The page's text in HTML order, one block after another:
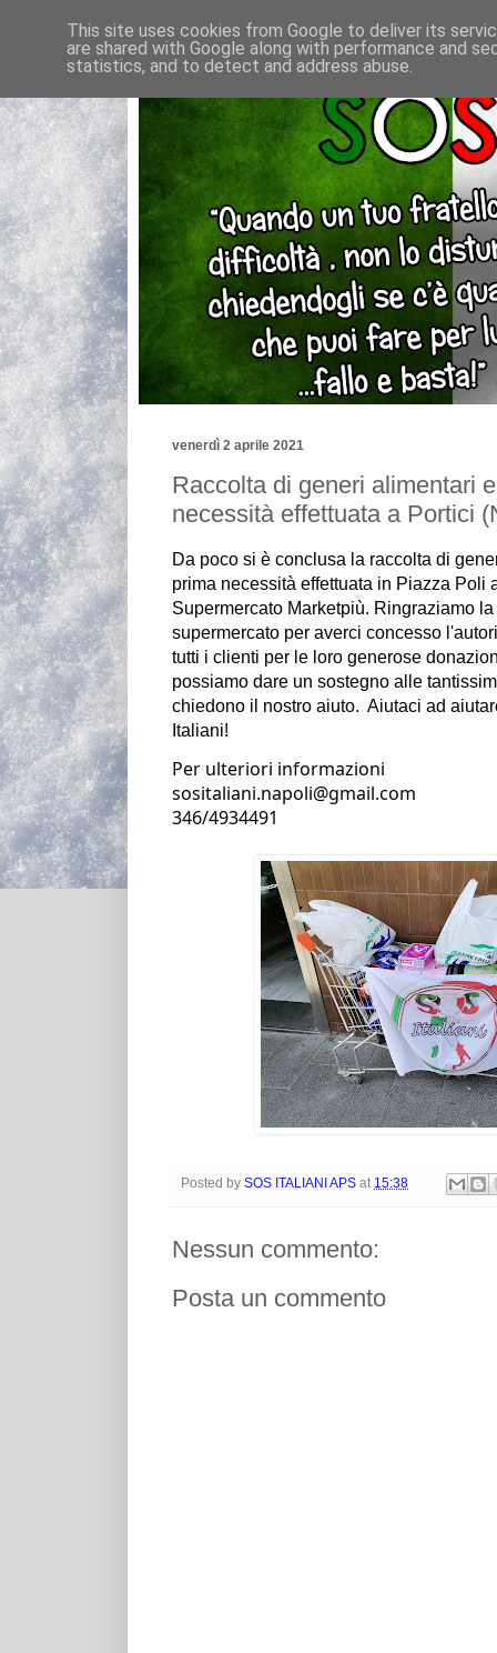
venerdì 2 aprile 2021
Raccolta di generi alimentari
necessità effettuata a Portici
Da poco si è conclusa la raccolta di
prima necessità effettuata in Piazza Poli
Supermercato Marketpiù. Ringraziamo
supermercato per averci concesso
tutti i clienti per le loro generose
possiamo dare un sostegno alle
chiedono il nostro aiuto.  Aiutaci ad
Italiani!
Per ulteriori informazioni
sositaliani.napoli@gmail.com
346/4934491
Posted by SOS ITALIANI APS at 15:38
Nessun commento:
Posta un commento
This site uses cookies from Google to deliver its
are shared with Google along with performance and
statistics, and to detect and address abuse.